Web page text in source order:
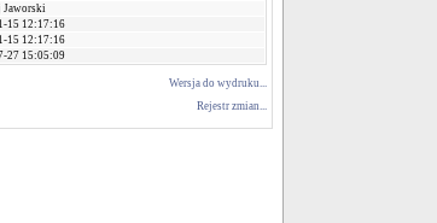
Jaworski
15 12:17:16
15 12:17:16
27 15:05:09
Wersja do wydruku...
Rejestr zmian...